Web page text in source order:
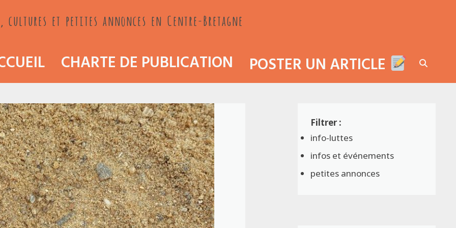
et petites annonces en Centre-Bretagne
CHARTE DE PUBLICATION POSTER UN ARTICLE
info-luttes
infos et événements
petites annonces